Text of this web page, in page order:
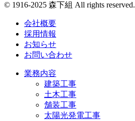
© 1916-2025 森下組 All rights reserved.
会社概要
採用情報
お知らせ
お問い合わせ
業務内容
建築工事
土木工事
舗装工事
太陽光発電工事